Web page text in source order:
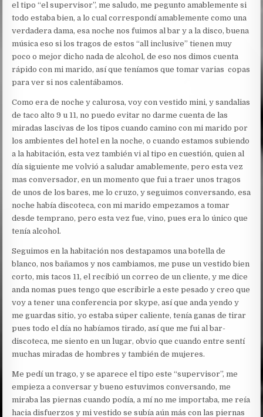
el tipo “el supervisor”, me saludo, me pegunto amablemente si
todo estaba bien, a lo cual correspondí amablemente como una
verdadera dama, esa noche nos fuimos al bar y a la disco, buena
música eso si los tragos de estos “all inclusive” tienen muy
poco o mejor dicho nada de alcohol, de eso nos dimos cuenta
rápido con mi marido, así que teníamos que tomar varias copas
para ver si nos calentábamos.
Como era de noche y calurosa, voy con vestido mini, y sandalias
de taco alto 9 u 11, no puedo evitar no darme cuenta de las
miradas lascivas de los tipos cuando camino con mi marido por
los ambientes del hotel en la noche, o cuando estamos subiendo
a la habitación, esta vez también vi al tipo en cuestión, quien al
día siguiente me volvió a saludar amablemente, pero esta vez
mas conversador, en un momento que fui a traer unos tragos
de unos de los bares, me lo cruzo, y seguimos conversando, esa
noche había discoteca, con mi marido empezamos a tomar
desde temprano, pero esta vez fue, vino, pues era lo único que
tenía alcohol.
Seguimos en la habitación nos destapamos una botella de
blanco, nos bañamos y nos cambiamos, me puse un vestido bien
corto, mis tacos 11, el recibió un correo de un cliente, y me dice
anda nomas pues tengo que escribirle a este pesado y creo que
voy a tener una conferencia por skype, así que anda yendo y
me guardas sitio, yo estaba súper caliente, tenía ganas de tirar
pues todo el día no habíamos tirado, así que me fui al bar-
discoteca, me siento en un lugar, obvio que cuando entre sentí
muchas miradas de hombres y también de mujeres.
Me pedí un trago, y se aparece el tipo este “supervisor”, me
empieza a conversar y bueno estuvimos conversando, me
miraba las piernas cuando podía, a mí no me importaba, me reía
hacia disfuerzos y mi vestido se subía aún más con las piernas